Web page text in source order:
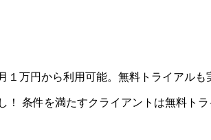
万円から利用可能。無料トライアルも
！ 条件を満たすクライアントは無料ト